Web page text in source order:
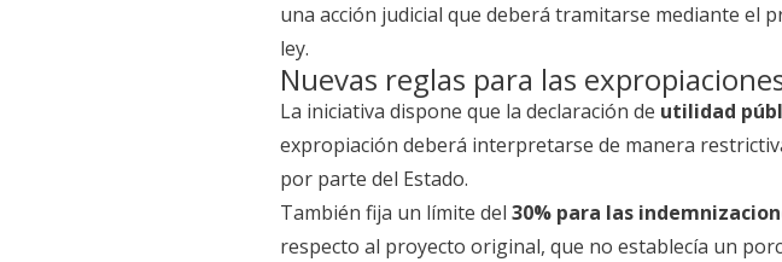
una acción judicial que deberá tramitarse mediante el
ley.
Nuevas reglas para las
La iniciativa dispone que la declaración de utilidad
expropiación deberá interpretarse de manera
por parte del Estado.
También fija un límite del 30% para las
respecto al proyecto original, que no establecía un